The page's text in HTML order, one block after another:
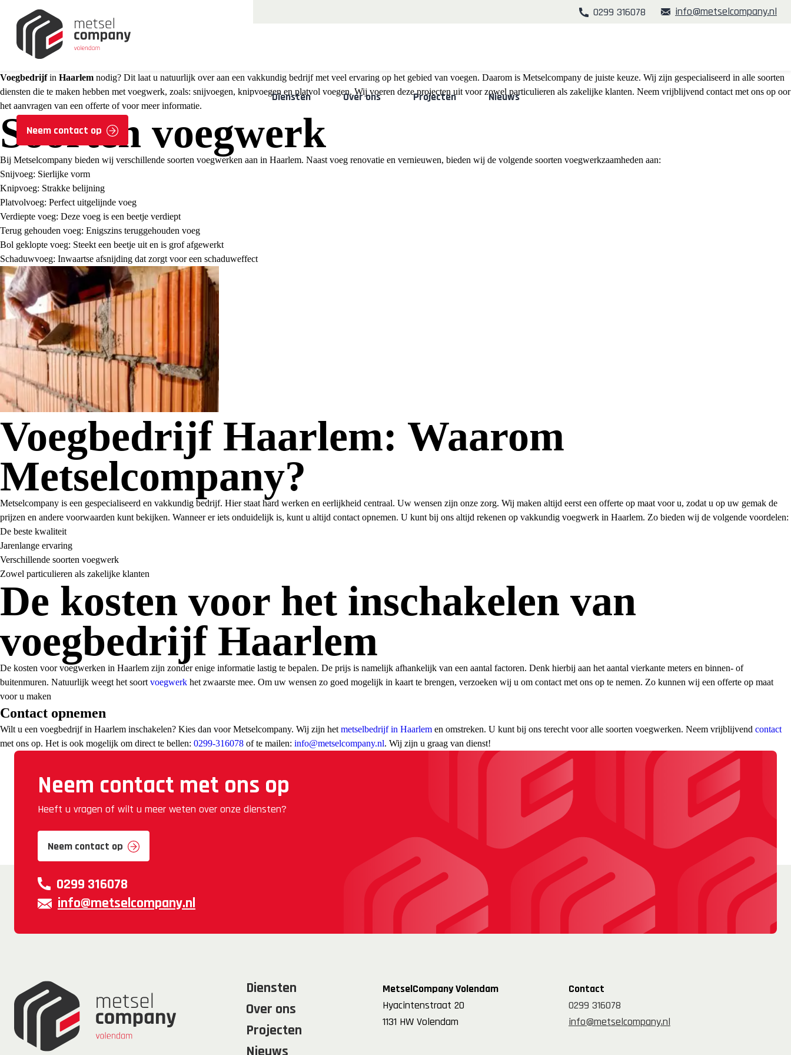
0299 316078 info@metselcompany.nl
Skip
Diensten Over ons Projecten Nieuws
Neem contact op
Voegbedrijfin Haarlem nodig? Dit laat u natuurlijk over aan een vakkundig bedrijf met veel ervaring op het gebied van voegen. Daarom is Metselcompany de juiste keuze. Wij zijn gespecialiseerd in alle soorten
diensten die te maken hebben met voegwerk, zoals: snijvoegen, knipvoegen en platvol voegen. Wij voeren deze projecten uit voor zowel particulieren als zakelijke klanten. Neem vrijblijvend contact met ons op oor
het aanvragen van een offerte of voor meer informatie.
Soorten voegwerk
Bij Metselcompany bieden wij verschillende soorten voegwerken aan in Haarlem. Naast voeg renovatie en vernieuwen, bieden wij de volgende soorten voegwerkzaamheden aan:
Snijvoeg: Sierlijke vorm
Knipvoeg: Strakke belijning
Platvolvoeg: Perfect uitgelijnde voeg
Verdiepte voeg: Deze voeg is een beetje verdiept
Terug gehouden voeg: Enigszins teruggehouden voeg
Bol geklopte voeg: Steekt een beetje uit en is grof afgewerkt
Schaduwvoeg: Inwaartse afsnijding dat zorgt voor een schaduweffect
Voegbedrijf Haarlem: Waarom
Metselcompany?
Metselcompany is een gespecialiseerd en vakkundig bedrijf. Hier staat hard werken en eerlijkheid centraal. Uw wensen zijn onze zorg. Wij maken altijd eerst een offerte op maat voor u, zodat u op uw gemak de
prijzen en andere voorwaarden kunt bekijken. Wanneer er iets onduidelijk is, kunt u altijd contact opnemen. U kunt bij ons altijd rekenen op vakkundig voegwerk in Haarlem. Zo bieden wij de volgende voordelen:
De beste kwaliteit
Jarenlange ervaring
Verschillende soorten voegwerk
Zowel particulieren als zakelijke klanten
De kosten voor het inschakelen van
voegbedrijf Haarlem
De kosten voor voegwerken in Haarlem zijn zonder enige informatie lastig te bepalen. De prijs is namelijk afhankelijk van een aantal factoren. Denk hierbij aan het aantal vierkante meters en binnen- of
buitenmuren. Natuurlijk weegt het soort voegwerk het zwaarste mee. Om uw wensen zo goed mogelijk in kaart te brengen, verzoeken wij u om contact met ons op te nemen. Zo kunnen wij een offerte op maat
voor u maken
Contact opnemen
Wilt u een voegbedrijf in Haarlem inschakelen? Kies dan voor Metselcompany. Wij zijn het metselbedrijf in Haarlem en omstreken. U kunt bij ons terecht voor alle soorten voegwerken. Neem vrijblijvend contact
met ons op. Het is ook mogelijk om direct te bellen: 0299-316078 of te mailen: info@metselcompany.nl. Wij zijn u graag van dienst!
Neem contact met ons op
Heeft u vragen of wilt u meer weten over onze diensten?
Neem contact op
0299 316078
info@metselcompany.nl
Diensten
Over ons
Projecten
Nieuws
MetselCompany Volendam
Hyacintenstraat 20
1131 HW Volendam
Contact
0299 316078
info@metselcompany.nl